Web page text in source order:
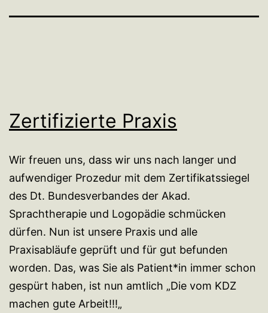
Zertifizierte Praxis
Wir freuen uns, dass wir uns nach langer und
aufwendiger Prozedur mit dem Zertifikatssiegel
des Dt. Bundesverbandes der Akad.
Sprachtherapie und Logopädie schmücken
dürfen. Nun ist unsere Praxis und alle
Praxisabläufe geprüft und für gut befunden
worden. Das, was Sie als Patient*in immer schon
gespürt haben, ist nun amtlich „Die vom KDZ
machen gute Arbeit!!!„